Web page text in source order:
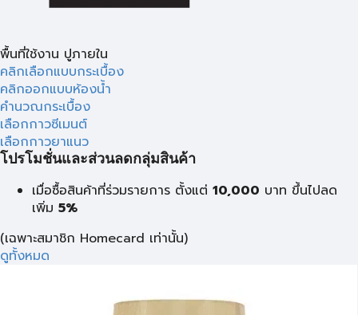
พื้นที่ใช้งาน ปูภายใน
คลิกเลือกแบบกระเบื้อง
คลิกออกแบบห้องน้ำ
คำนวณกระเบื้อง
เลือกกาวซีเมนต์
เลือกกาวยาแนว
โปรโมชั่นและส่วนลดกลุ่มสินค้า
เมื่อซื้อสินค้าที่ร่วมรายการ ตั้งแต่ 10,000 บาท ขึ้นไปลด
เพิ่ม 5%
(เฉพาะสมาชิก Homecard เท่านั้น)
ดูทั้งหมด